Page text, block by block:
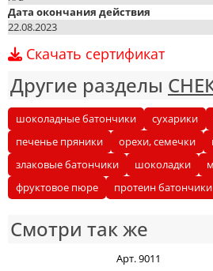
Дата окончания действия
22.08.2023
Скачать сертификат
Другие разделы
шоколадные батончики сухарики
печенье пряники
орехи, семечки
злаковые батончики
шоколадки
фруктовое пюре
протеин батончики
Смотри так же
Арт. 9011